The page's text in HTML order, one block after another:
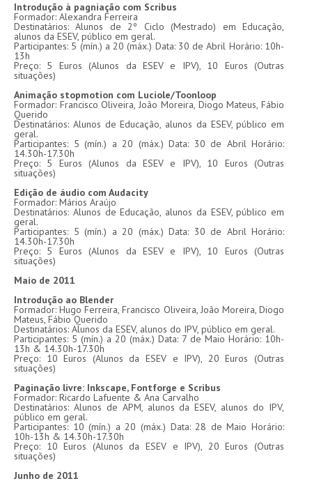
Introdução à pagniação com Scribus
Formador: Alexandra Ferreira
Destinatários: Alunos de 2º Ciclo (Mestrado) em Educação,
alunos da ESEV, público em geral.
Participantes: 5 (mín.) a 20 (máx.) Data: 30 de Abril Horário: 10h-
13h
Preço: 5 Euros (Alunos da ESEV e IPV), 10 Euros (Outras
situações)
Animação stopmotion com Luciole/Toonloop
Formador: Francisco Oliveira, João Moreira, Diogo Mateus, Fábio
Querido
Destinatários: Alunos de Educação, alunos da ESEV, público em
geral.
Participantes: 5 (mín.) a 20 (máx.) Data: 30 de Abril Horário:
14.30h-17.30h
Preço: 5 Euros (Alunos da ESEV e IPV), 10 Euros (Outras
situações)
Edição de áudio com Audacity
Formador: Mários Araújo
Destinatários: Alunos de Educação, alunos da ESEV, público em
geral.
Participantes: 5 (mín.) a 20 (máx.) Data: 30 de Abril Horário:
14.30h-17.30h
Preço: 5 Euros (Alunos da ESEV e IPV), 10 Euros (Outras
situações)
Maio de 2011
Introdução ao Blender
Formador: Hugo Ferreira, Francisco Oliveira, João Moreira, Diogo
Mateus, Fábio Querido
Destinatários: Alunos da ESEV, alunos do IPV, público em geral.
Participantes: 5 (mín.) a 20 (máx.) Data: 7 de Maio Horário: 10h-
13h & 14.30h-17.30h
Preço: 10 Euros (Alunos da ESEV e IPV), 20 Euros (Outras
situações)
Paginação livre: Inkscape, Fontforge e Scribus
Formador: Ricardo Lafuente & Ana Carvalho
Destinatários: Alunos de APM, alunos da ESEV, alunos do IPV,
público em geral.
Participantes: 10 (mín.) a 20 (máx.) Data: 28 de Maio Horário:
10h-13h & 14.30h-17.30h
Preço: 10 Euros (Alunos da ESEV e IPV), 20 Euros (Outras
situações)
Junho de 2011